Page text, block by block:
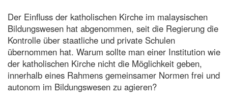
Der Einfluss der katholischen Kirche im malaysischen
Bildungswesen hat abgenommen, seit die Regierung die
Kontrolle über staatliche und private Schulen
übernommen hat. Warum sollte man einer Institution wie
der katholischen Kirche nicht die Möglichkeit geben,
innerhalb eines Rahmens gemeinsamer Normen frei und
autonom im Bildungswesen zu agieren?